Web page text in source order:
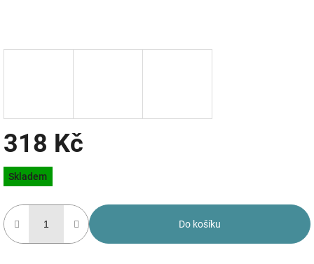
318 Kč
Měrná
cena:
Skladem
Do košíku